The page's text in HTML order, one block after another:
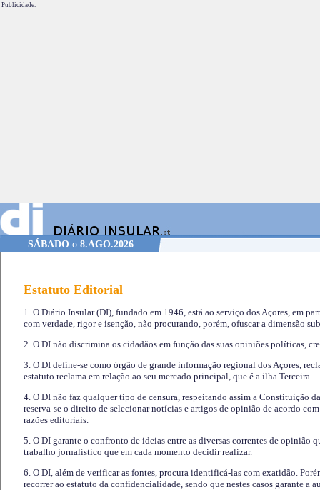
Publicidade.
SÁBADOo 8.AGO.2026
Estatuto Editorial
1. O Diário Insular (DI), fundado em 1946, está ao serviço dos Açores, em
com verdade, rigor e isenção, não procurando, porém, ofuscar a dimensão
2. O DI não discrimina os cidadãos em função das suas opiniões políticas,
3. O DI define-se como órgão de grande informação regional dos Açores,
estatuto reclama em relação ao seu mercado principal, que é a ilha Terceira.
4. O DI não faz qualquer tipo de censura, respeitando assim a Constituição
reserva-se o direito de selecionar notícias e artigos de opinião de acordo
razões editoriais.
5. O DI garante o confronto de ideias entre as diversas correntes de opinião
trabalho jornalístico que em cada momento decidir realizar.
6. O DI, além de verificar as fontes, procura identificá-las com exatidão.
recorrer ao estatuto da confidencialidade, sendo que nestes casos garante a